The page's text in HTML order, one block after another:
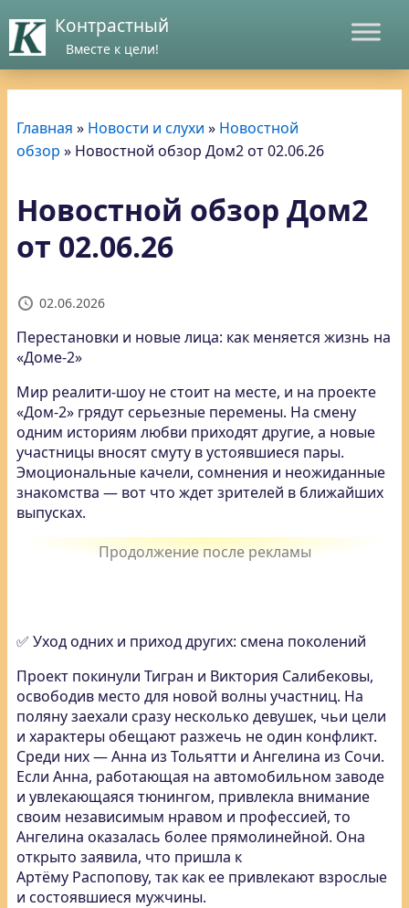
Контрастный
Вместе к цели!
Главная » Новости и слухи » Новостной
обзор » Новостной обзор Дом2 от 02.06.26
Новостной обзор Дом2
от 02.06.26
02.06.2026
Перестановки и новые лица: как меняется жизнь на
«Доме-2»
Мир реалити-шоу не стоит на месте, и на проекте
«Дом-2» грядут серьезные перемены. На смену
одним историям любви приходят другие, а новые
участницы вносят смуту в устоявшиеся пары.
Эмоциональные качели, сомнения и неожиданные
знакомства — вот что ждет зрителей в ближайших
выпусках.
✅ Уход одних и приход других: смена поколений
Проект покинули Тигран и Виктория Салибековы,
освободив место для новой волны участниц. На
поляну заехали сразу несколько девушек, чьи цели
и характеры обещают разжечь не один конфликт.
Среди них — Анна из Тольятти и Ангелина из Сочи.
Если Анна, работающая на автомобильном заводе
и увлекающаяся тюнингом, привлекла внимание
своим независимым нравом и профессией, то
Ангелина оказалась более прямолинейной. Она
открыто заявила, что пришла к
Артёму Распопову, так как ее привлекают взрослые
и состоявшиеся мужчины.